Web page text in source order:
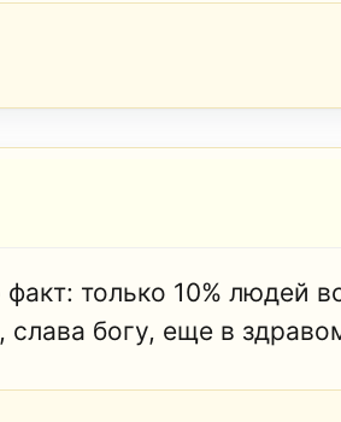
только 10% людей
слава богу, еще в